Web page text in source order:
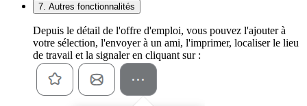
7. Autres fonctionnalités
Depuis le détail de l'offre d'emploi, vous pouvez l'ajouter à
votre sélection, l'envoyer à un ami, l'imprimer, localiser le lieu
de travail et la signaler en cliquant sur :